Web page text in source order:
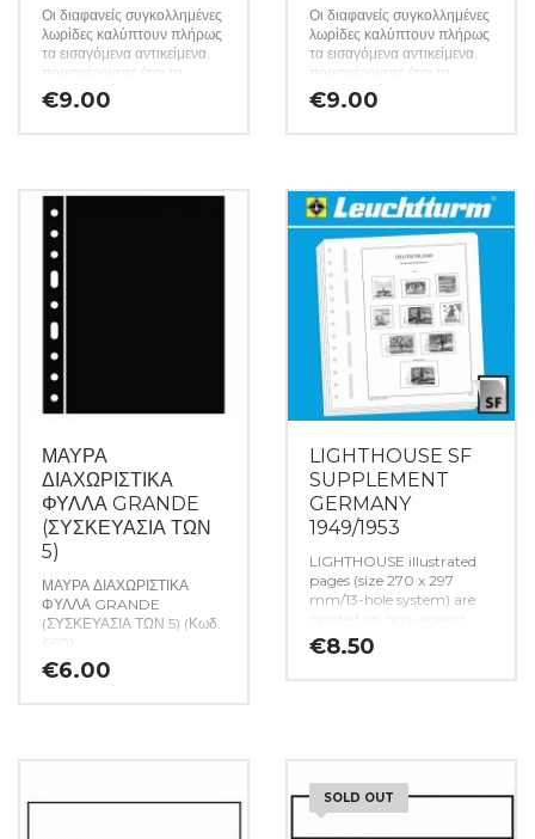
Οι διαφανείς συγκολλημένες
λωρίδες καλύπτουν πλήρως
τα εισαγόμενα αντικείμενα,
προσφέροντας έτσι τη
βέλτιστη προστασία.
Ποιότητα εγγράφων: 100%
μονής όψης, τα διπλά φύλλα
κάθε πακέτο περιέχει 5
σελίδες) (Κωδ. 3748)
€9.00
Οι διαφανείς συγκολλημένες
λωρίδες καλύπτουν πλήρως
τα εισαγόμενα αντικείμενα,
προσφέροντας έτσι τη
βέλτιστη προστασία.
Ποιότητα εγγράφων: 100%
μονής όψης, τα διπλά φύλλα
μαύρου φύλλου S παρέχουν
διπλή χωρητικότητα. (Το
κάθε πακέτο περιέχει 5
σελίδες) (Κωδ. 3747)
€9.00
ΜΑΥΡΑ
ΔΙΑΧΩΡΙΣΤΙΚΑ
ΦΥΛΛΑ GRANDE
(ΣΥΣΚΕΥΑΣΙΑ ΤΩΝ
5)
ΜΑΥΡΑ ΔΙΑΧΩΡΙΣΤΙΚΑ
ΦΥΛΛΑ GRANDE
(ΣΥΣΚΕΥΑΣΙΑ ΤΩΝ 5) (Κωδ.
€6.00
LIGHTHOUSE SF
SUPPLEMENT
GERMANY
1949/1953
LIGHTHOUSE illustrated
pages (size 270 x 297
mm/13-hole system) are
printed on non-ageing
wood and acid-free card
(170 g/m 2 ) in high-
collection. SF protective
covers in sizes which
€8.50
SOLD OUT